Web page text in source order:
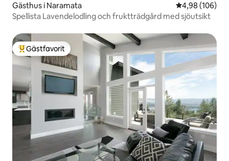
Gästhus i Naramata 4,98 av 5 i
4,98 (106)
Spellista Lavendelodling och fruktträdgård med sjöutsikt
Populär gästfavorit
Gästfavorit